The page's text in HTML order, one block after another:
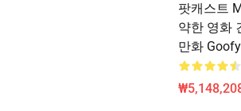
팟캐스트
약한 영화
만화